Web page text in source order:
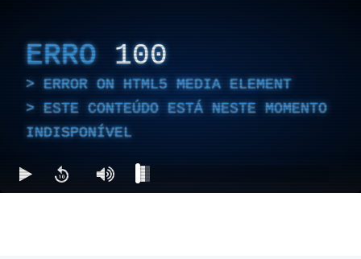
ERRO 100
ERROR ON HTML5 MEDIA ELEMENT
ESTE CONTEÚDO ESTÁ NESTE MOMENTO
INDISPONÍVEL